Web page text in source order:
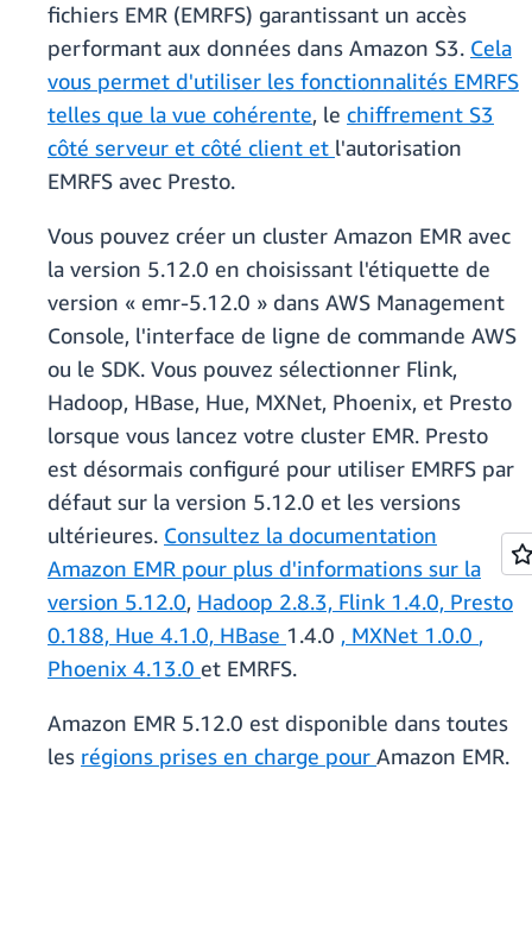
fichiers EMR (EMRFS) garantissant un accès
performant aux données dans Amazon S3. Cela
vous permet d'utiliser les fonctionnalités EMRFS
telles que la vue cohérente, le chiffrement S3
côté serveur et côté client et l'autorisation
EMRFS avec Presto.
Vous pouvez créer un cluster Amazon EMR avec
la version 5.12.0 en choisissant l'étiquette de
version « emr-5.12.0 » dans AWS Management
Console, l'interface de ligne de commande AWS
ou le SDK. Vous pouvez sélectionner Flink,
Hadoop, HBase, Hue, MXNet, Phoenix, et Presto
lorsque vous lancez votre cluster EMR. Presto
est désormais configuré pour utiliser EMRFS par
défaut sur la version 5.12.0 et les versions
ultérieures. Consultez la documentation
Amazon EMR pour plus d'informations sur la
version 5.12.0, Hadoop 2.8.3, Flink 1.4.0, Presto
0.188, Hue 4.1.0, HBase 1.4.0 , MXNet 1.0.0 ,
Phoenix 4.13.0 et EMRFS.
Amazon EMR 5.12.0 est disponible dans toutes
les régions prises en charge pour Amazon EMR.